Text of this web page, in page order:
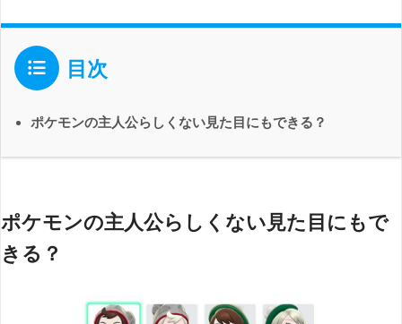
目次
ポケモンの主人公らしくない見た目にもできる？
ポケモンの主人公らしくない見た目にもで
きる？